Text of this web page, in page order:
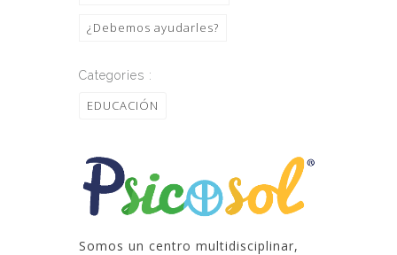
¿Debemos ayudarles?
Categories :
EDUCACIÓN
Somos un centro multidisciplinar,